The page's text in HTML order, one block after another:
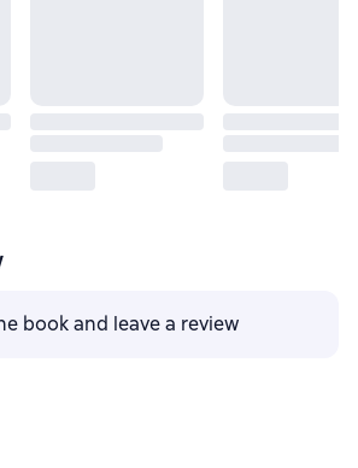
book and leave a review